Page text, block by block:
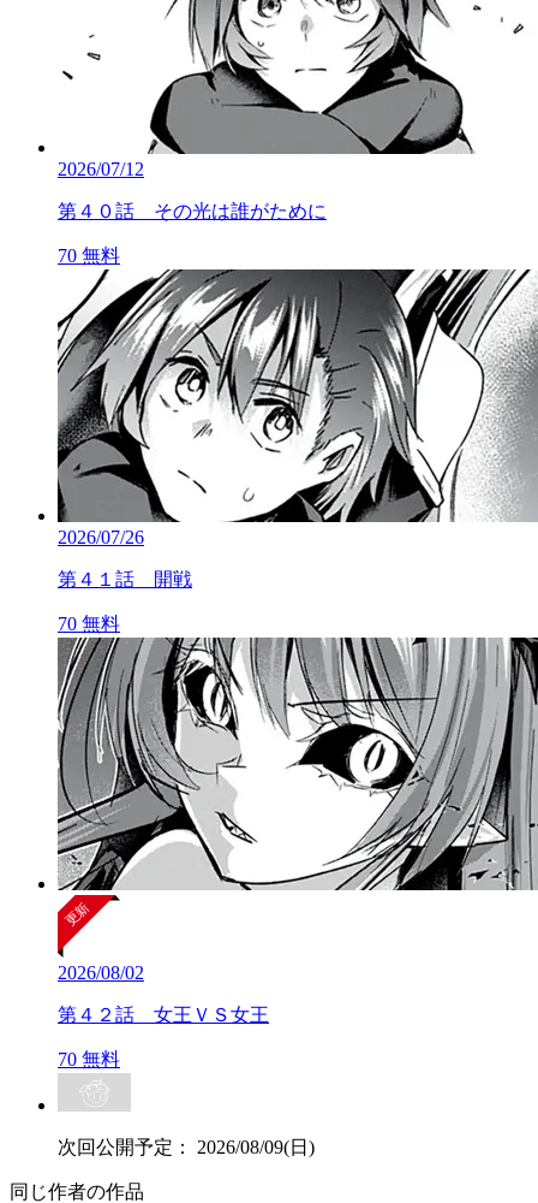
2026/07/12
第４０話 その光は誰がために
70 無料
2026/07/26
第４１話 開戦
70 無料
2026/08/02
第４２話 女王ＶＳ女王
70 無料
次回公開予定： 2026/08/09(日)
同じ作者の作品